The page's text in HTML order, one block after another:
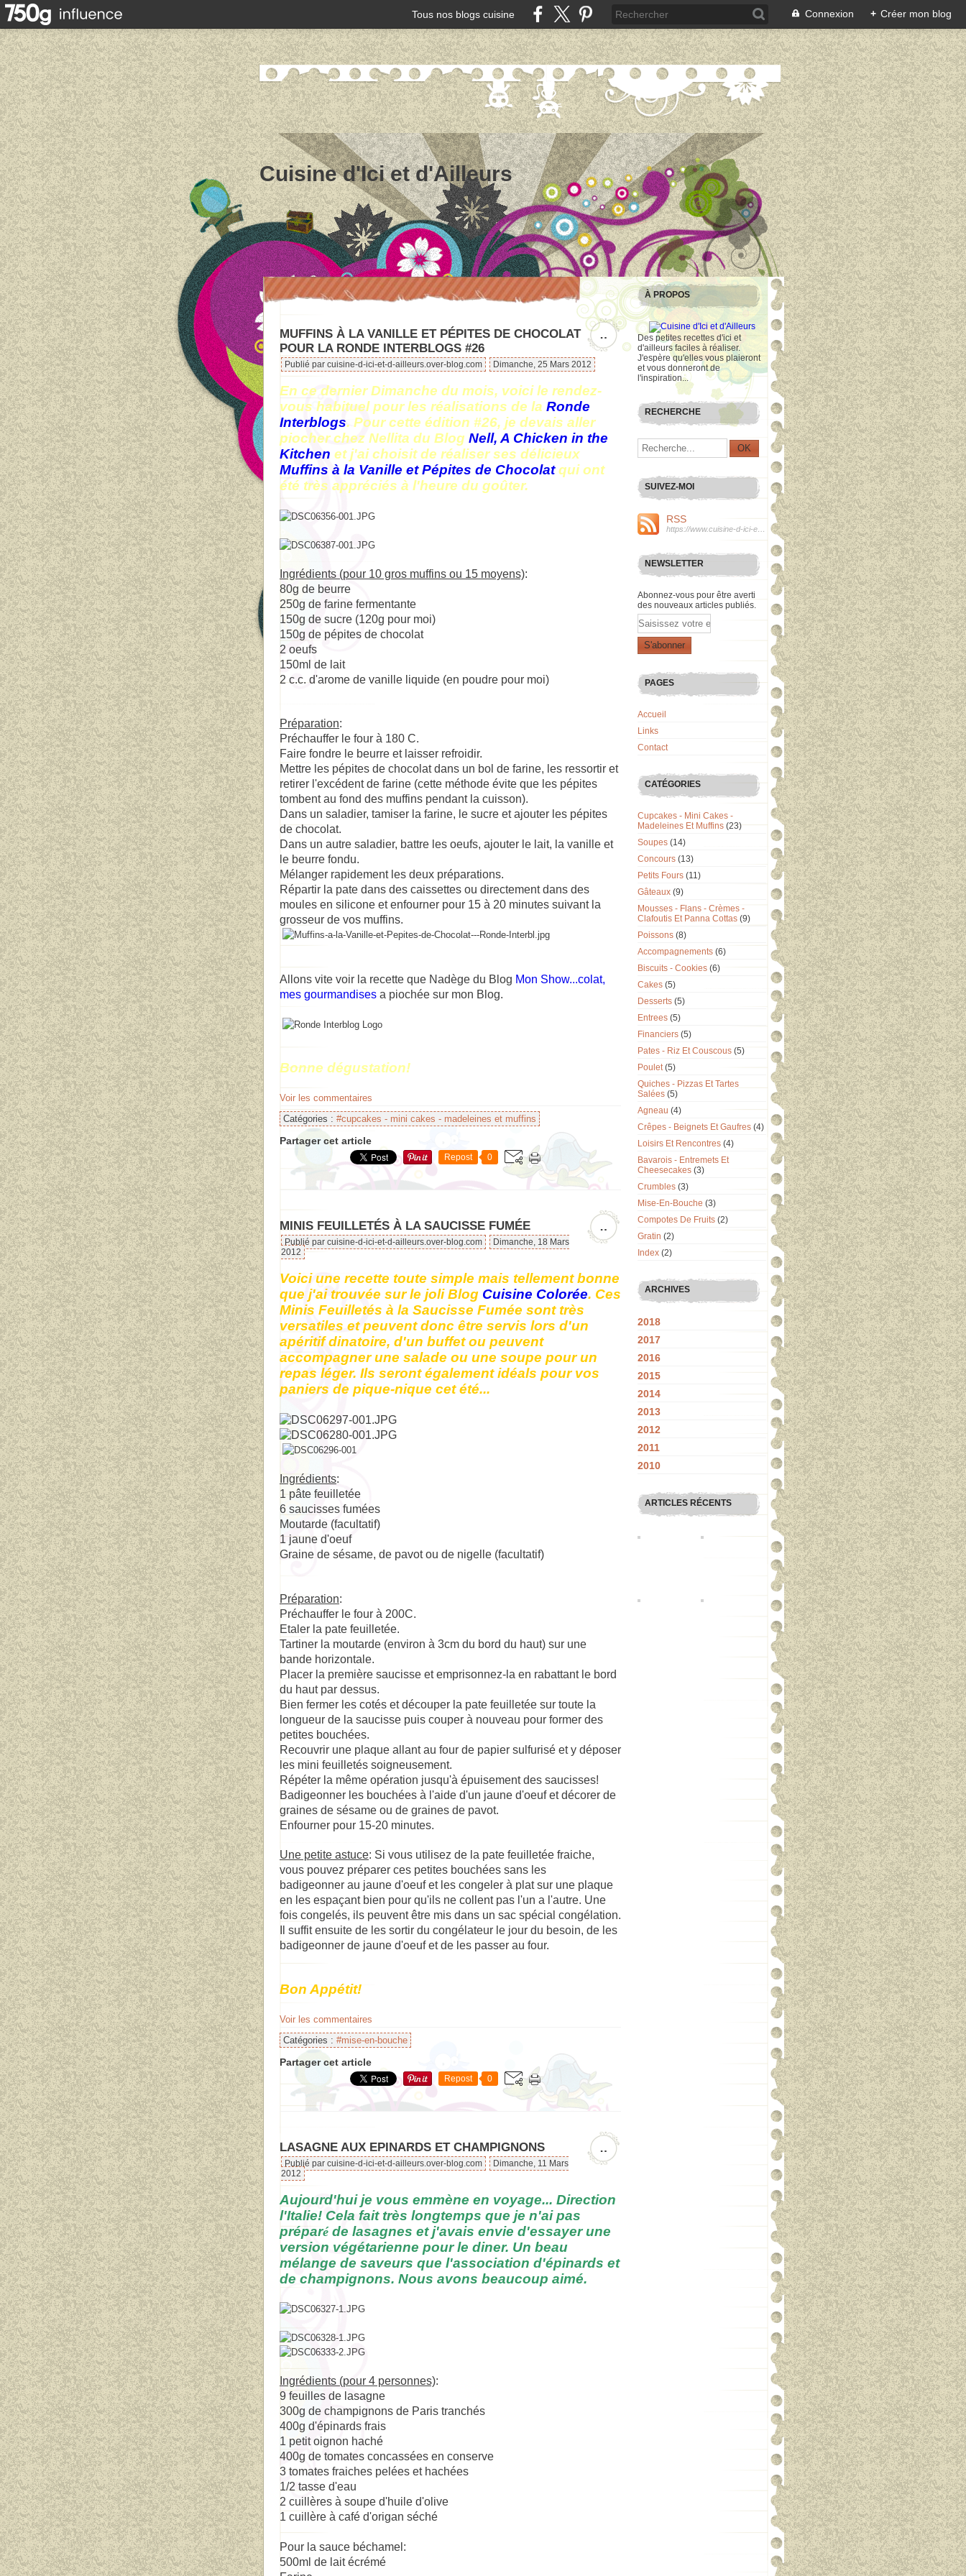
Tous nos blogs cuisine Connexion + Créer mon blog
Cuisine d'Ici et d'Ailleurs
…
MUFFINS À LA VANILLE ET PÉPITES DE CHOCOLAT
POUR LA RONDE INTERBLOGS #26
Publié par cuisine-d-ici-et-d-ailleurs.over-blog.com Dimanche, 25 Mars 2012
En ce dernier Dimanche du mois, voici le rendez-
vous habituel pour les réalisations de la Ronde
Interblogs. Pour cette édition #26, je devais aller
piocher chez Nellita du Blog Nell, A Chicken in the
Kitchen et j'ai choisit de réaliser ses délicieux
Muffins à la Vanille et Pépites de Chocolatqui ont
été très appréciés à l'heure du goûter.
Ingrédients (pour 10 gros muffins ou 15 moyens):
80g de beurre
250g de farine fermentante
150g de sucre (120g pour moi)
150g de pépites de chocolat
2 oeufs
150ml de lait
2 c.c. d'arome de vanille liquide (en poudre pour moi)
Préparation:
Préchauffer le four à 180 C.
Faire fondre le beurre et laisser refroidir.
Mettre les pépites de chocolat dans un bol de farine, les ressortir et
retirer l'excédent de farine (cette méthode évite que les pépites
tombent au fond des muffins pendant la cuisson).
Dans un saladier, tamiser la farine, le sucre et ajouter les pépites
de chocolat.
Dans un autre saladier, battre les oeufs, ajouter le lait, la vanille et
le beurre fondu.
Mélanger rapidement les deux préparations.
Répartir la pate dans des caissettes ou directement dans des
moules en silicone et enfourner pour 15 à 20 minutes suivant la
grosseur de vos muffins.
Allons vite voir la recette que Nadège du Blog Mon Show...colat,
mes gourmandises a piochée sur mon Blog.
Bonne dégustation!
Voir les commentaires
Catégories : #cupcakes - mini cakes - madeleines et muffins
Partager cet article
Repost 0
…
MINIS FEUILLETÉS À LA SAUCISSE FUMÉE
Publié par cuisine-d-ici-et-d-ailleurs.over-blog.com
Dimanche, 18 Mars
2012
Voici une recette toute simple mais tellement bonne
que j'ai trouvée sur le joli Blog Cuisine Colorée. Ces
Minis Feuilletés à la Saucisse Fumée sont très
versatiles et peuvent donc être servis lors d'un
apéritif dinatoire, d'un buffet ou peuvent
accompagner une salade ou une soupe pour un
repas léger. Ils seront également idéals pour vos
paniers de pique-nique cet été...
Ingrédients:
1 pâte feuilletée
6 saucisses fumées
Moutarde (facultatif)
1 jaune d'oeuf
Graine de sésame, de pavot ou de nigelle (facultatif)
Préparation:
Préchauffer le four à 200C.
Etaler la pate feuilletée.
Tartiner la moutarde (environ à 3cm du bord du haut) sur une
bande horizontale.
Placer la première saucisse et emprisonnez-la en rabattant le bord
du haut par dessus.
Bien fermer les cotés et découper la pate feuilletée sur toute la
longueur de la saucisse puis couper à nouveau pour former des
petites bouchées.
Recouvrir une plaque allant au four de papier sulfurisé et y déposer
les mini feuilletés soigneusement.
Répéter la même opération jusqu'à épuisement des saucisses!
Badigeonner les bouchées à l'aide d'un jaune d'oeuf et décorer de
graines de sésame ou de graines de pavot.
Enfourner pour 15-20 minutes.
Une petite astuce: Si vous utilisez de la pate feuilletée fraiche,
vous pouvez préparer ces petites bouchées sans les
badigeonner au jaune d'oeuf et les congeler à plat sur une plaque
en les espaçant bien pour qu'ils ne collent pas l'un a l'autre. Une
fois congelés, ils peuvent être mis dans un sac spécial congélation.
Il suffit ensuite de les sortir du congélateur le jour du besoin, de les
badigeonner de jaune d'oeuf et de les passer au four.
Bon Appétit!
Voir les commentaires
Catégories : #mise-en-bouche
Partager cet article
Repost 0
…
LASAGNE AUX EPINARDS ET CHAMPIGNONS
Publié par cuisine-d-ici-et-d-ailleurs.over-blog.com
Dimanche, 11 Mars
2012
Aujourd'hui je vous emmène en voyage... Direction
l'Italie! Cela fait très longtemps que je n'ai pas
préparéde lasagnes et j'avais envie d'essayer une
version végétarienne pour le diner. Un beau
mélange de saveurs que l'association d'épinards et
de champignons. Nous avons beaucoup aimé.
Ingrédients (pour 4 personnes):
9 feuilles de lasagne
300g de champignons de Paris tranchés
400g d'épinards frais
1 petit oignon haché
400g de tomates concassées en conserve
3 tomates fraiches pelées et hachées
1/2 tasse d'eau
2 cuillères à soupe d'huile d'olive
1 cuillère à café d'origan séché
Pour la sauce béchamel:
500ml de lait écrémé
À PROPOS
Des petites recettes d'ici et
d'ailleurs faciles à réaliser.
J'espère qu'elles vous plaieront
et vous donneront de
l'inspiration...
RECHERCHE
SUIVEZ-MOI
RSS
NEWSLETTER
Abonnez-vous pour être averti
des nouveaux articles publiés.
Email
PAGES
Accueil
Links
Contact
CATÉGORIES
Cupcakes - Mini Cakes -
Madeleines Et Muffins (23)
Soupes (14)
Concours (13)
Petits Fours (11)
Gâteaux (9)
Mousses - Flans - Crèmes -
Clafoutis Et Panna Cottas (9)
Poissons (8)
Accompagnements (6)
Biscuits - Cookies (6)
Cakes (5)
Desserts (5)
Entrees (5)
Financiers (5)
Pates - Riz Et Couscous (5)
Poulet(5)
Quiches - Pizzas Et Tartes
Salées (5)
Agneau (4)
Crêpes - Beignets Et Gaufres (4)
Loisirs Et Rencontres (4)
Bavarois - Entremets Et
Cheesecakes (3)
Crumbles (3)
Mise-En-Bouche (3)
Compotes De Fruits (2)
Gratin (2)
Index (2)
ARCHIVES
2018
2017
2016
2015
2014
2013
2012
2011
2010
ARTICLES RÉCENTS